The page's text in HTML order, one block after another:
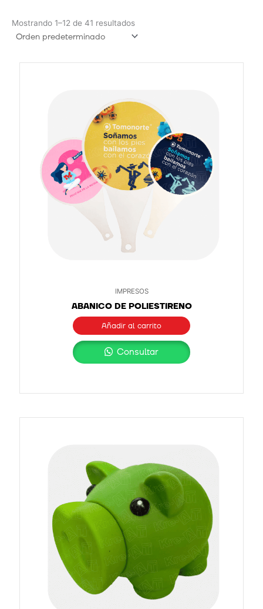
Mostrando 1–12 de 41 resultados
IMPRESOS
ABANICO DE POLIESTIRENO
Añadir al carrito
Consultar